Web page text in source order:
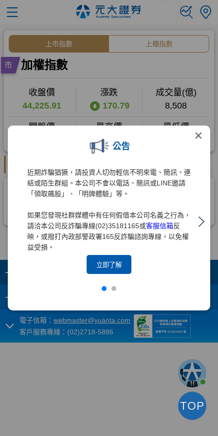
×
公告
近期詐騙猖獗，請投資人切勿輕信不明來電、簡訊、連
結或陌生群組。本公司不會以電話、簡訊或LINE邀請
「領取飆股」、「明牌體驗」等。
如果您發現社群媒體中有任何假借本公司名義之行為，
請洽本公司反詐騙專線(02)35181165或客服信箱反
映，或撥打內政部警政署165反詐騙諮詢專線，以免權
益受損。
立即了解
+
+
電子信箱： webmaster@yuanta.com
客戶服務專線：(02)2718-5886
TOP